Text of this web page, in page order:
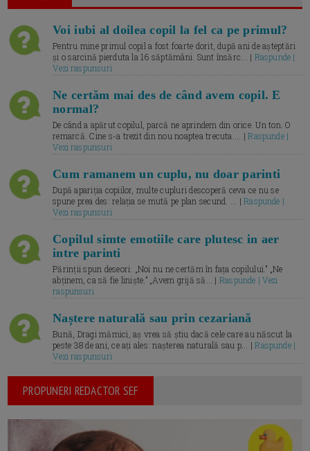
Voi iubi al doilea copil la fel ca pe primul?
Pentru mine primul copil a fost foarte dorit, după ani de așteptări
și o sarcină pierduta la 16 săptămâni. Sunt însărc... | Raspunde |
Vezi raspunsuri
Ne certăm mai des de când avem copil. E
normal?
De când a apărut copilul, parcă ne aprindem din orice. Un ton. O
remarcă. Cine s-a trezit din nou noaptea trecuta.... |Raspunde |
Vezi raspunsuri
Cum ramanem un cuplu, nu doar parinti
După apariția copiilor, multe cupluri descoperă ceva ce nu se
spune prea des: relația se mută pe plan secund. ... |Raspunde |
Vezi raspunsuri
Copilul simte emotiile care plutesc in aer
intre parinti
Părinții spun deseori: „Noi nu ne certăm în fața copilului.” „Ne
abținem, ca să fie liniște.” „Avem grijă să... | Raspunde | Vezi
raspunsuri
Naștere naturală sau prin cezariană
Bună, Dragi mămici, aș vrea să știu dacă cele care au născut la
peste 38 de ani, ce ați ales: nașterea naturală sau p... |Raspunde |
Vezi raspunsuri
PROPUNERI REDACTOR SEF